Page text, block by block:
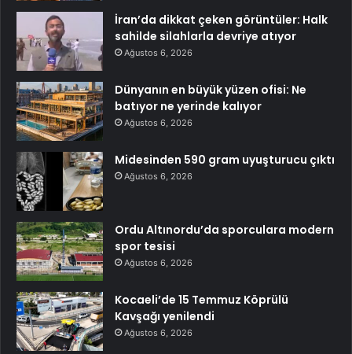
İran’da dikkat çeken görüntüler: Halk
sahilde silahlarla devriye atıyor
Ağustos 6, 2026
Dünyanın en büyük yüzen ofisi: Ne
batıyor ne yerinde kalıyor
Ağustos 6, 2026
Midesinden 590 gram uyuşturucu çıktı
Ağustos 6, 2026
Ordu Altınordu’da sporculara modern
spor tesisi
Ağustos 6, 2026
Kocaeli’de 15 Temmuz Köprülü
Kavşağı yenilendi
Ağustos 6, 2026